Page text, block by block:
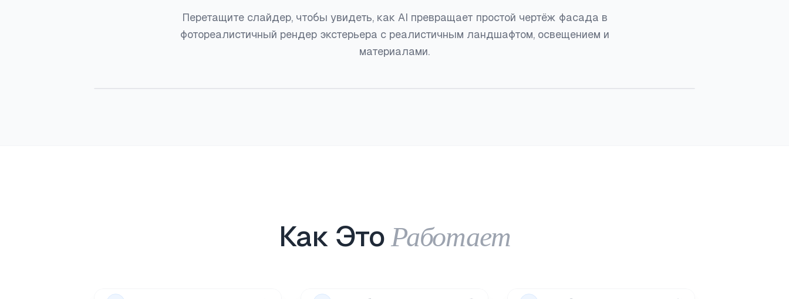
Перетащите слайдер, чтобы увидеть, как AI превращает простой чертёж фасада в
фотореалистичный рендер экстерьера с реалистичным ландшафтом, освещением и
материалами.
Как Это Работает